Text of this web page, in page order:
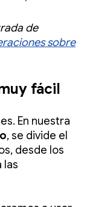
de
sobre
fácil
En nuestra
, se divide el
desde los
las